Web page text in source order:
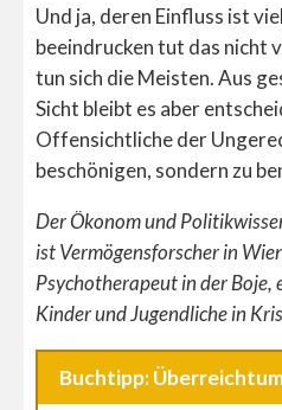
Und ja, deren Einfluss ist
beeindrucken tut das nicht
tun sich die Meisten. Aus
Sicht bleibt es aber
Offensichtliche der
beschönigen, sondern zu
Der Ökonom und
ist Vermögensforscher in
Psychotherapeut in der
Kinder und Jugendliche in
Buchtipp: